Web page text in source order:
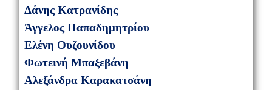
Δάνης Κατρανίδης
Άγγελος Παπαδημητρίου
Ελένη Ουζουνίδου
Φωτεινή Μπαξεβάνη
Αλεξάνδρα Καρακατσάνη